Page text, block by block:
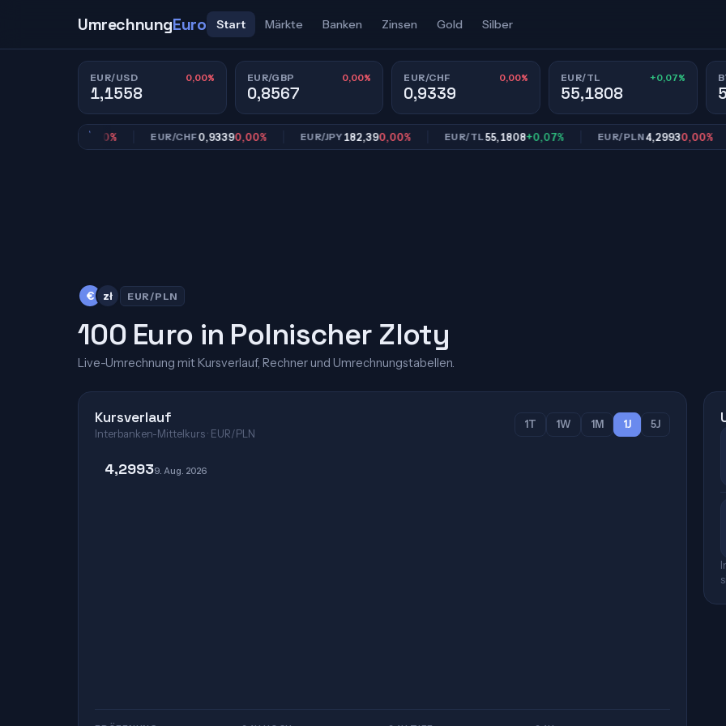
UmrechnungEuro Start Märkte Banken Zinsen Gold Silber
EUR/USD 0,00%
1,1558
EUR/GBP 0,00%
0,8567
EUR/CHF 0,00%
0,9339
EUR/TL +0,07%
55,1808
0,00% EUR/CHF0,93390,00% EUR/JPY182,390,00% EUR/TL55,1808+0,07% EUR/PLN4,29930,00%
€ zł EUR/PLN
100 Euro in Polnischer Zloty
Live-Umrechnung mit Kursverlauf, Rechner und Umrechnungstabellen.
Kursverlauf
Interbanken-Mittelkurs · EUR/PLN
1T 1W 1M 1J 5J
4,29939. Aug. 2026